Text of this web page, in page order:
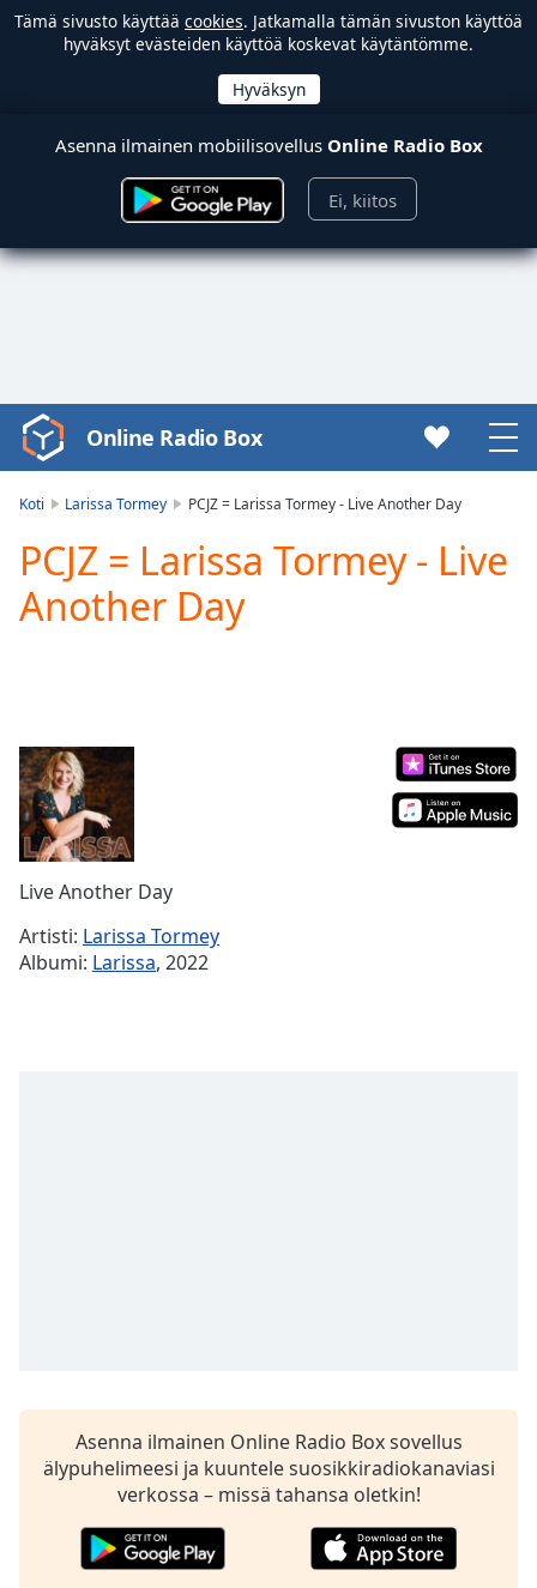
Tämä sivusto käyttää cookies. Jatkamalla tämän sivuston käyttöä
hyväksyt evästeiden käyttöä koskevat käytäntömme.
Asenna ilmainen mobiilisovellus Online Radio Box
Ei, kiitos
Video
Player
Play
Video
Play
Current
Time0:00
Duration-:-
Loaded:
Stream
TypeLIVE
Seek to
live,
off,
selected
subtitles
settings ,
Online Radio Box
Koti Larissa Tormey PCJZ = Larissa Tormey - Live Another Day
PCJZ = Larissa Tormey - Live
Another Day
Live Another Day
Artisti: Larissa Tormey
Albumi: Larissa, 2022
Asenna ilmainen Online Radio Box sovellus
älypuhelimeesi ja kuuntele suosikkiradiokanaviasi
verkossa – missä tahansa oletkin!